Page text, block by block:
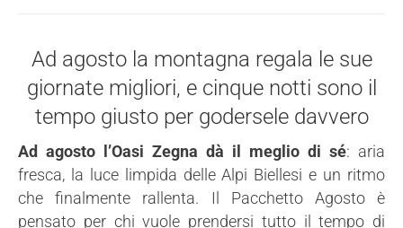
Ad agosto la montagna regala le sue
giornate migliori, e cinque notti sono il
tempo giusto per godersele davvero
Ad agosto l’Oasi Zegna dà il meglio di sé: aria
fresca, la luce limpida delle Alpi Biellesi e un ritmo
che finalmente rallenta. Il Pacchetto Agosto è
pensato per chi vuole prendersi tutto il tempo di